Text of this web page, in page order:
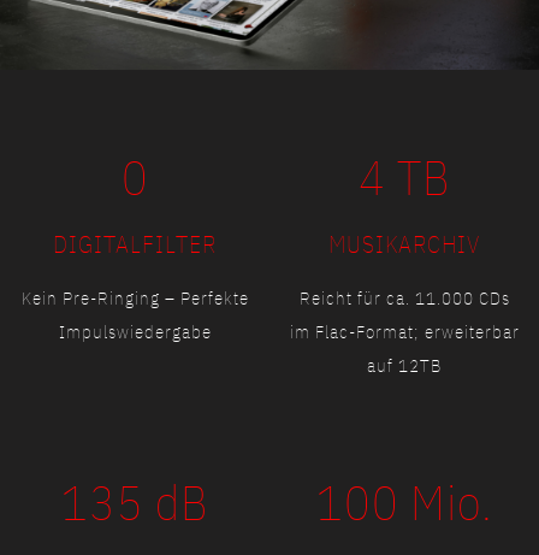
0
DIGITALFILTER
Kein Pre-Ringing – Perfekte
Impulswiedergabe
4 TB
MUSIKARCHIV
Reicht für ca. 11.000 CDs
im Flac-Format; erweiterbar
auf 12TB
135 dB 100 Mio.